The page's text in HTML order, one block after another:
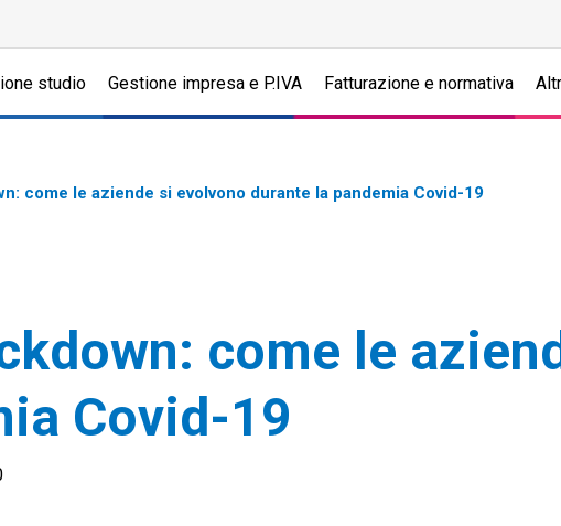
studio Gestione impresa e P.IVA Fatturazione e normativa
come le aziende si evolvono durante la pandemia Covid-19
come le
Covid-19